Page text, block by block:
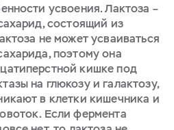
усвоения. Лактоза –
состоящий из
не может усваиваться
поэтому она
кишке под
на глюкозу и галактозу,
в клетки кишечника и
Если фермента